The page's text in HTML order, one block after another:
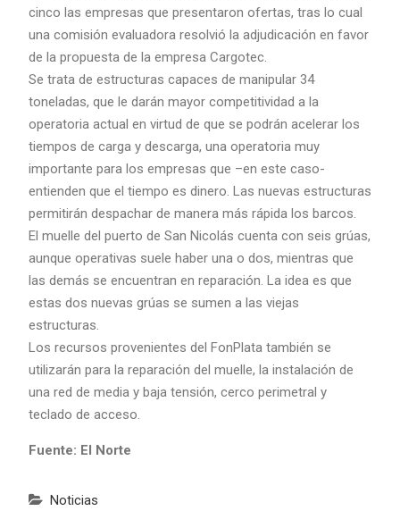
cinco las empresas que presentaron ofertas, tras lo cual
una comisión evaluadora resolvió la adjudicación en favor
de la propuesta de la empresa Cargotec.
Se trata de estructuras capaces de manipular 34
toneladas, que le darán mayor competitividad a la
operatoria actual en virtud de que se podrán acelerar los
tiempos de carga y descarga, una operatoria muy
importante para los empresas que –en este caso-
entienden que el tiempo es dinero. Las nuevas estructuras
permitirán despachar de manera más rápida los barcos.
El muelle del puerto de San Nicolás cuenta con seis grúas,
aunque operativas suele haber una o dos, mientras que
las demás se encuentran en reparación. La idea es que
estas dos nuevas grúas se sumen a las viejas
estructuras.
Los recursos provenientes del FonPlata también se
utilizarán para la reparación del muelle, la instalación de
una red de media y baja tensión, cerco perimetral y
teclado de acceso.
Fuente: El Norte
Noticias